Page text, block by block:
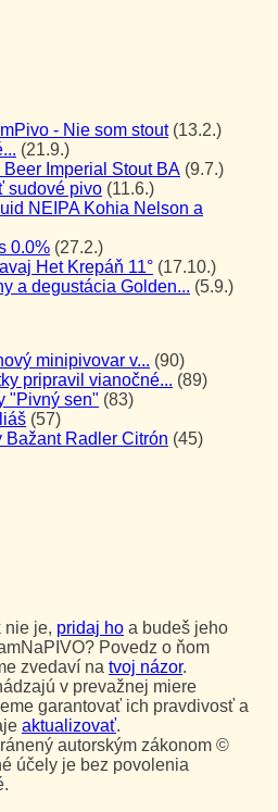
- Nie som stout(13.2.)
(21.9.)
Imperial Stout BA (9.7.)
sudové pivo (11.6.)
NEIPA Kohia Nelson a
0.0% (27.2.)
Het Krepáň 11° (17.10.)
a degustácia Golden... (5.9.)
minipivovar v... (90)
pripravil vianočné... (89)
"Pivný sen" (83)
(57)
Bažant Radler Citrón (45)
nie je, pridaj ho a budeš jeho
Povedz o ňom
zvedaví na tvoj názor.
v prevažnej miere
garantovať ich pravdivosť a
aktualizovať.
autorským zákonom ©
účely je bez povolenia